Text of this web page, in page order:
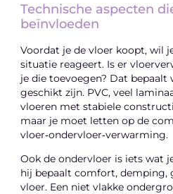
Technische aspecten
beïnvloeden
Voordat je de vloer koopt, wil
situatie reageert. Is er
je die toevoegen? Dat bepaalt
geschikt zijn. PVC, veel
vloeren met stabiele
maar je moet letten op de
vloer‑ondervloer‑verwarming.
Ook de ondervloer is iets wat
hij bepaalt comfort, demping,
vloer. Een niet vlakke